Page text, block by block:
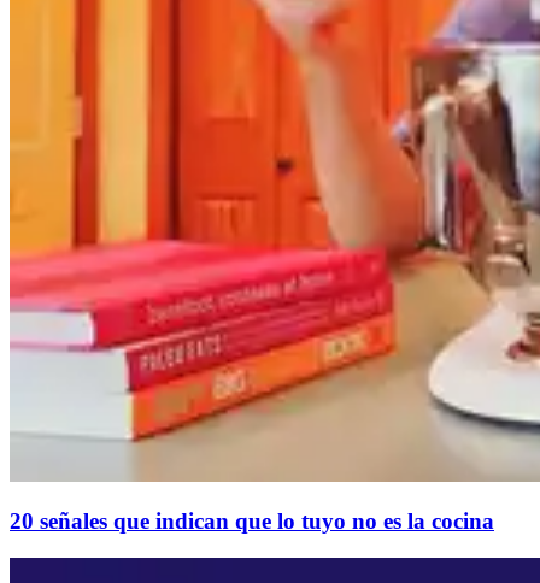
20 señales que indican que lo tuyo no es la cocina